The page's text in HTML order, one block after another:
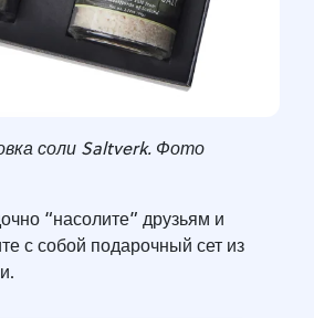
соли Saltverk. Фото
“насолите” друзьям и
с собой подарочный сет из